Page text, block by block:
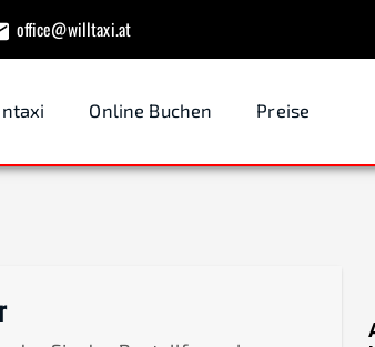
office@willtaxi.at
Online Buchen Preise